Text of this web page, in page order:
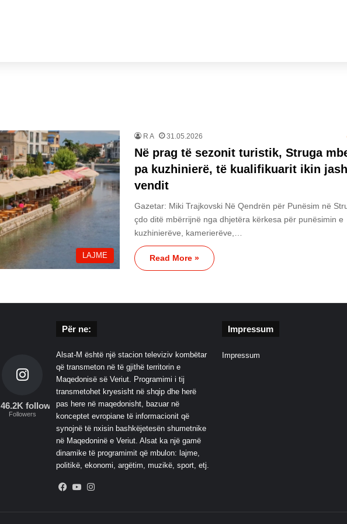
LAJME
R A 31.05.2026
Në prag të sezonit turistik, Struga
pa kuzhinierë, të kualifikuarit ikin
vendit
Gazetar: Miki Trajkovski Në Qendrën për Punësim në
çdo ditë mbërrijnë nga dhjetëra kërkesa për punësimin e
kuzhinierëve, kamerierëve,…
Read More »
46.2K followers
Followers
Për ne:
Alsat-M është një stacion televiziv kombëtar
që transmeton në të gjithë territorin e
Maqedonisë së Veriut. Programimi i tij
transmetohet kryesisht në shqip dhe herë
pas here në maqedonisht, bazuar në
konceptet evropiane të informacionit që
synojnë të nxisin bashkëjetesën shumetnike
në Maqedoninë e Veriut. Alsat ka një gamë
dinamike të programimit që mbulon: lajme,
politikë, ekonomi, argëtim, muzikë, sport, etj.
Facebook
YouTube
Impressum
Impressum